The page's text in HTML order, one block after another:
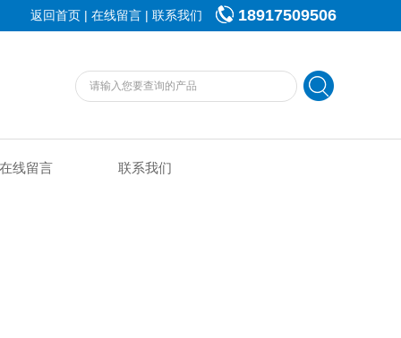
18917509506
返回首页 | 在线留言 | 联系我们
在线留言 联系我们